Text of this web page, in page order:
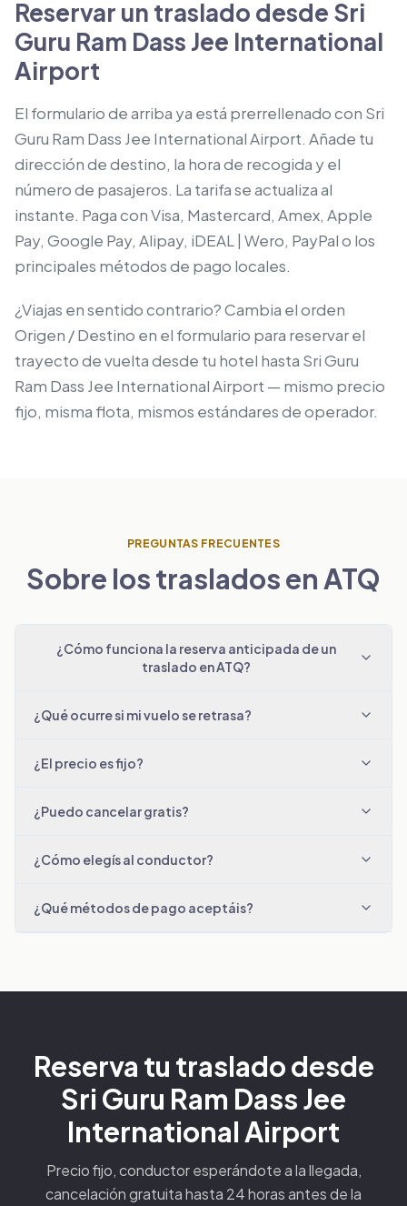
Reservar un traslado desde Sri
Guru Ram Dass Jee International
Airport
El formulario de arriba ya está prerrellenado con Sri
Guru Ram Dass Jee International Airport. Añade tu
dirección de destino, la hora de recogida y el
número de pasajeros. La tarifa se actualiza al
instante. Paga con Visa, Mastercard, Amex, Apple
Pay, Google Pay, Alipay, iDEAL | Wero, PayPal o los
principales métodos de pago locales.
¿Viajas en sentido contrario? Cambia el orden
Origen / Destino en el formulario para reservar el
trayecto de vuelta desde tu hotel hasta Sri Guru
Ram Dass Jee International Airport — mismo precio
fijo, misma flota, mismos estándares de operador.
PREGUNTAS FRECUENTES
Sobre los traslados en ATQ
¿Cómo funciona la reserva anticipada de un
traslado en ATQ?
¿Qué ocurre si mi vuelo se retrasa?
¿El precio es fijo?
¿Puedo cancelar gratis?
¿Cómo elegís al conductor?
¿Qué métodos de pago aceptáis?
Reserva tu traslado desde
Sri Guru Ram Dass Jee
International Airport
Precio fijo, conductor esperándote a la llegada,
cancelación gratuita hasta 24 horas antes de la